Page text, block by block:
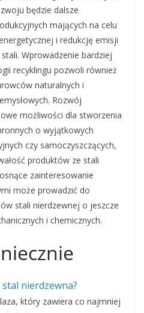
będzie dalsze
mających na celu
i redukcję emisji
Wprowadzenie bardziej
recyklingu pozwoli również
naturalnych i
Rozwój
możliwości dla stworzenia
o wyjątkowych
czy samoczyszczących,
produktów ze stali
zainteresowanie
może prowadzić do
stali nierdzewnej o jeszcze
i chemicznych.
nierdzewna?
który zawiera co najmniej